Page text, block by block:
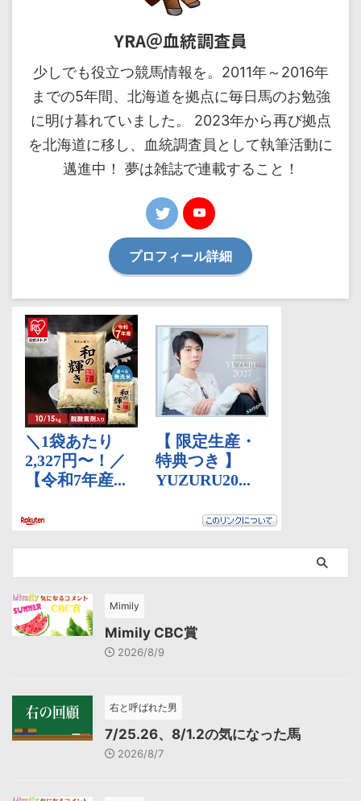
YRA＠血統調査員
少しでも役立つ競馬情報を。2011年～2016年
までの5年間、北海道を拠点に毎日馬のお勉強
に明け暮れていました。 2023年から再び拠点
を北海道に移し、血統調査員として執筆活動に
邁進中！ 夢は雑誌で連載すること！
プロフィール詳細
Mimily
Mimily CBC賞
2026/8/9
右と呼ばれた男
7/25.26、8/1.2の気になった馬
2026/8/7